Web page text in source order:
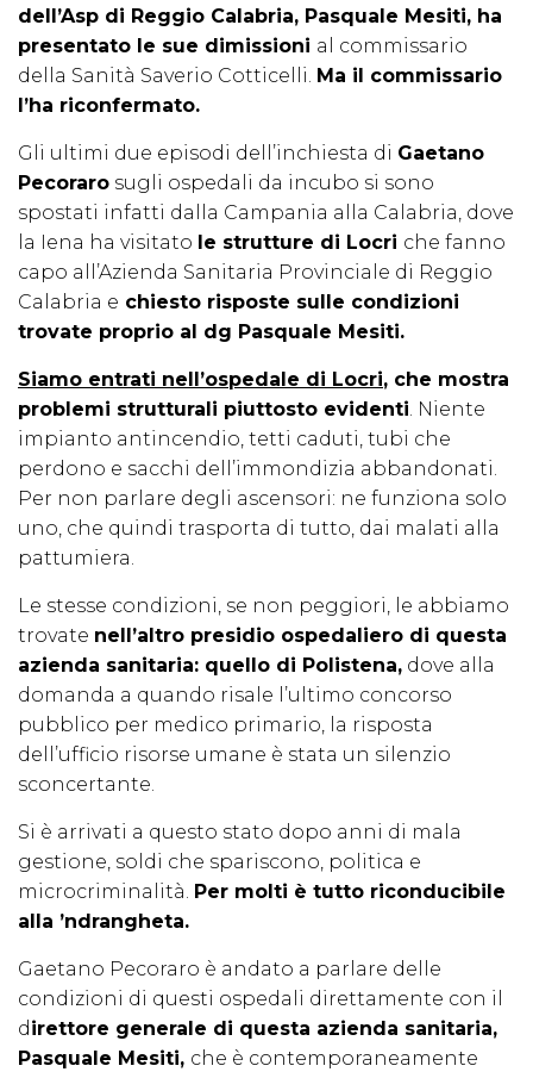
dell’Asp di Reggio Calabria, Pasquale Mesiti, ha
presentato le sue dimissioni al commissario
della Sanità Saverio Cotticelli. Ma il commissario
l’ha riconfermato.
Gli ultimi due episodi dell’inchiesta di Gaetano
Pecoraro sugli ospedali da incubo si sono
spostati infatti dalla Campania alla Calabria, dove
la Iena ha visitato le strutture di Locri che fanno
capo all’Azienda Sanitaria Provinciale di Reggio
Calabria e chiesto risposte sulle condizioni
trovate proprio al dg Pasquale Mesiti.
Siamo entrati nell’ospedale di Locri, che mostra
problemi strutturali piuttosto evidenti. Niente
impianto antincendio, tetti caduti, tubi che
perdono e sacchi dell’immondizia abbandonati.
Per non parlare degli ascensori: ne funziona solo
uno, che quindi trasporta di tutto, dai malati alla
pattumiera.
Le stesse condizioni, se non peggiori, le abbiamo
trovate nell’altro presidio ospedaliero di questa
azienda sanitaria: quello di Polistena, dove alla
domanda a quando risale l’ultimo concorso
pubblico per medico primario, la risposta
dell’ufficio risorse umane è stata un silenzio
sconcertante.
Si è arrivati a questo stato dopo anni di mala
gestione, soldi che spariscono, politica e
microcriminalità. Per molti è tutto riconducibile
alla ’ndrangheta.
Gaetano Pecoraro è andato a parlare delle
condizioni di questi ospedali direttamente con il
direttore generale di questa azienda sanitaria,
Pasquale Mesiti, che è contemporaneamente